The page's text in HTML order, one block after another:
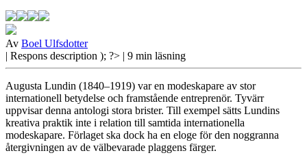
Av Boel Ulfsdotter
| Respons description ); ?> | 9 min läsning
Augusta Lundin (1840–1919) var en modeskapare av stor
internationell betydelse och framstående entreprenör. Tyvärr
uppvisar denna antologi stora brister. Till exempel sätts Lundins
kreativa praktik inte i relation till samtida internationella
modeskapare. Förlaget ska dock ha en eloge för den noggranna
återgivningen av de välbevarade plaggens färger.